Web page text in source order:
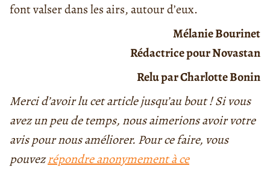
font valser dans les airs, autour d’eux.
Mélanie Bourinet
Rédactrice pour Novastan
Relu par Charlotte Bonin
Merci d’avoir lu cet article jusqu’au bout ! Si vous
avez un peu de temps, nous aimerions avoir votre
avis pour nous améliorer. Pour ce faire, vous
pouvezrépondre anonymement à ce